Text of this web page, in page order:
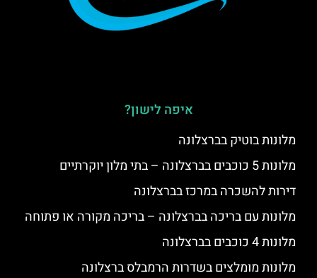
איפה לישון?
מלונות בוטיק בברצלונה
מלונות 5 כוכבים בברצלונה – בתי מלון יוקרתיים
דירות להשכרה במרכז בברצלונה
מלונות עם בריכה בברצלונה – בריכה מקורה או פתוחה
מלונות 4 כוכבים בברצלונה
מלונות מומלצים בשדרות הרמבלס ברצלונה